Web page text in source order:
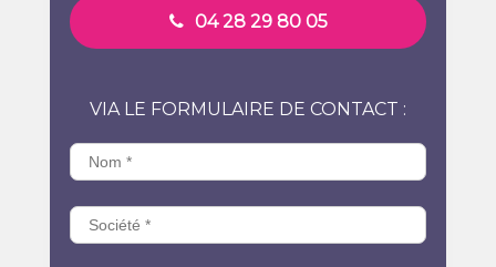
04 28 29 80 05
VIA LE FORMULAIRE DE CONTACT :